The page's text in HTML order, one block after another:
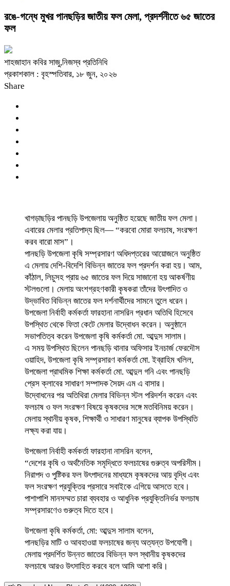
রঙে-গন্ধে মুখর পানছড়ির জাতীয় ফল মেলা, প্রদর্শনীতে ৬৫ জাতের
ফল
শাহজাহান কবির সাজু,নিজস্ব প্রতিনিধি
প্রকাশকাল : বৃহস্পতিবার, ১৮ জুন, ২০২৬
Share
খাগড়াছড়ির পানছড়ি উপজেলায় অনুষ্ঠিত হয়েছে জাতীয় ফল মেলা।
এবারের মেলার প্রতিপাদ্য ছিল— “করবো মোরা ফলচাষ, সংরক্ষণ
করব বারো মাস”।
পানছড়ি উপজেলা কৃষি সম্প্রসারণ অধিদপ্তরের আয়োজনে অনুষ্ঠিত
এ মেলায় দেশি-বিদেশি বিভিন্ন জাতের ফল প্রদর্শন করা হয়। আম,
কাঁঠাল, লিচুসহ প্রায় ৬৫ জাতের ফল দিয়ে সাজানো হয় আকর্ষণীয়
স্টলগুলো। মেলায় অংশগ্রহণকারী কৃষকরা তাঁদের উৎপাদিত ও
উদ্ভাবিত বিভিন্ন জাতের ফল দর্শনার্থীদের সামনে তুলে ধরেন।
উপজেলা নির্বাহী কর্মকর্তা ফারহানা নাসরিন প্রধান অতিথি হিসেবে
উপস্থিত থেকে ফিতা কেটে মেলার উদ্বোধন করেন। অনুষ্ঠানে
সভাপতিত্ব করেন উপজেলা কৃষি কর্মকর্তা মো. আব্দুস সালাম।
এ সময় উপস্থিত ছিলেন পানছড়ি থানার অফিসার ইনচার্জ ফেরদৌস
ওয়াহিদ, উপজেলা কৃষি সম্প্রসারণ কর্মকর্তা মো. ইব্রাহিম খলিল,
উপজেলা প্রাথমিক শিক্ষা কর্মকর্তা মো. আব্দুল গনি এবং পানছড়ি
প্রেস ক্লাবের সাধারণ সম্পাদক সৈয়দ এম এ বাসার।
উদ্বোধনের পর অতিথিরা মেলার বিভিন্ন স্টল পরিদর্শন করেন এবং
ফলচাষ ও ফল সংরক্ষণ বিষয়ে কৃষকদের সঙ্গে মতবিনিময় করেন।
মেলায় স্থানীয় কৃষক, শিক্ষার্থী ও সাধারণ মানুষের ব্যাপক উপস্থিতি
লক্ষ্য করা যায়।
উপজেলা নির্বাহী কর্মকর্তা ফারহানা নাসরিন বলেন,
“দেশের কৃষি ও অর্থনৈতিক সমৃদ্ধিতে ফলচাষের গুরুত্ব অপরিসীম।
নিরাপদ ও পুষ্টিকর ফল উৎপাদনের মাধ্যমে কৃষকদের আয় বৃদ্ধি এবং
ফল সংরক্ষণ প্রযুক্তির প্রসারে সবাইকে এগিয়ে আসতে হবে।
পাশাপাশি মানসম্মত চারা ব্যবহার ও আধুনিক প্রযুক্তিনির্ভর ফলচাষ
সম্প্রসারণেও গুরুত্ব দিতে হবে।
উপজেলা কৃষি কর্মকর্তা, মো: আব্দুস সালাম বলেন,
পানছড়ির মাটি ও আবহাওয়া ফলচাষের জন্য অত্যন্ত উপযোগী।
মেলায় প্রদর্শিত উন্নত জাতের বিভিন্ন ফল স্থানীয় কৃষকদের
ফলচাষে আরও উৎসাহিত করবে বলে আমি আশা করি।